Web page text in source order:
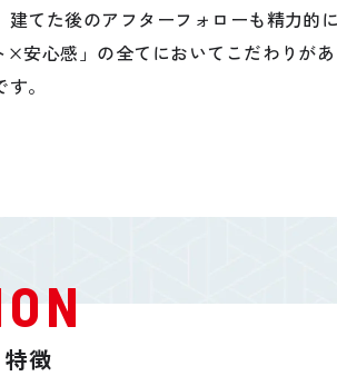
建てた後のアフターフォローも精力的
安心感」の全てにおいてこだわりが
。
徴